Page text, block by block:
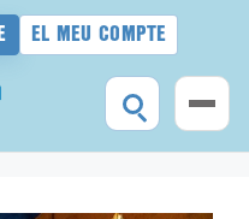
EL MEU COMPTE